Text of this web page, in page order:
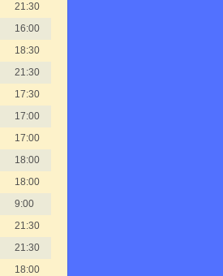
21:30
16:00
18:30
21:30
17:30
17:00
17:00
18:00
18:00
9:00
21:30
21:30
18:00